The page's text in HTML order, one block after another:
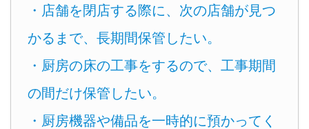
・店舗を閉店する際に、次の店舗が見つ
かるまで、長期間保管したい。
・厨房の床の工事をするので、工事期間
の間だけ保管したい。
・厨房機器や備品を一時的に預かってく